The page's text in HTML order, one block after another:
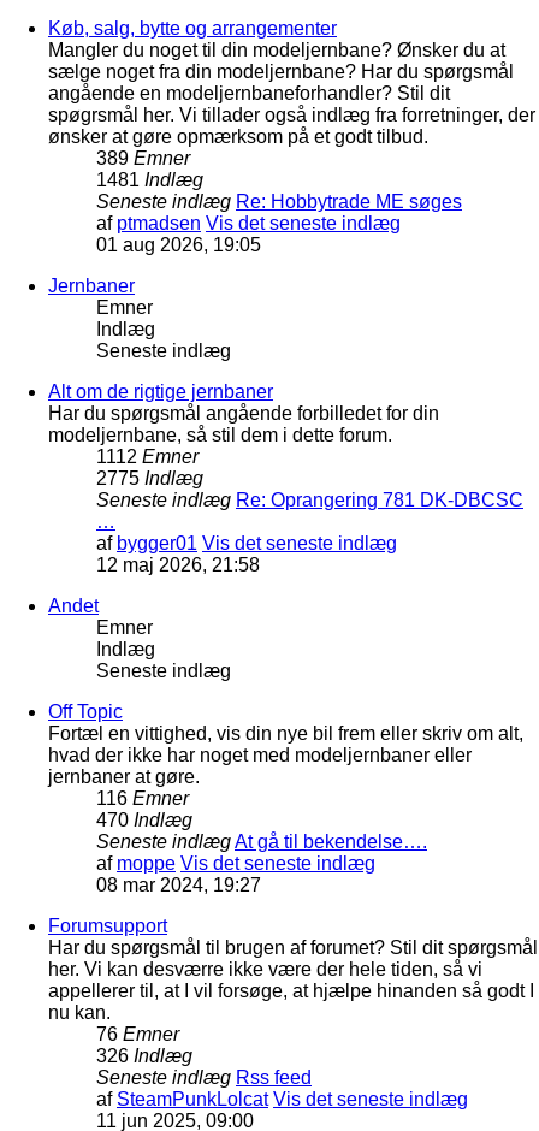
Køb, salg, bytte og arrangementer
Mangler du noget til din modeljernbane? Ønsker du at
sælge noget fra din modeljernbane? Har du spørgsmål
angående en modeljernbaneforhandler? Stil dit
spøgrsmål her. Vi tillader også indlæg fra forretninger, der
ønsker at gøre opmærksom på et godt tilbud.
389 Emner
1481 Indlæg
Seneste indlæg Re: Hobbytrade ME søges
af ptmadsen Vis det seneste indlæg
01 aug 2026, 19:05
Jernbaner
Emner
Indlæg
Seneste indlæg
Alt om de rigtige jernbaner
Har du spørgsmål angående forbilledet for din
modeljernbane, så stil dem i dette forum.
1112 Emner
2775 Indlæg
Seneste indlæg Re: Oprangering 781 DK-DBCSC
…
af bygger01 Vis det seneste indlæg
12 maj 2026, 21:58
Andet
Emner
Indlæg
Seneste indlæg
Off Topic
Fortæl en vittighed, vis din nye bil frem eller skriv om alt,
hvad der ikke har noget med modeljernbaner eller
jernbaner at gøre.
116 Emner
470 Indlæg
Seneste indlægAt gå til bekendelse….
af moppe Vis det seneste indlæg
08 mar 2024, 19:27
Forumsupport
Har du spørgsmål til brugen af forumet? Stil dit spørgsmål
her. Vi kan desværre ikke være der hele tiden, så vi
appellerer til, at I vil forsøge, at hjælpe hinanden så godt I
nu kan.
76 Emner
326 Indlæg
Seneste indlæg Rss feed
af SteamPunkLolcat Vis det seneste indlæg
11 jun 2025, 09:00